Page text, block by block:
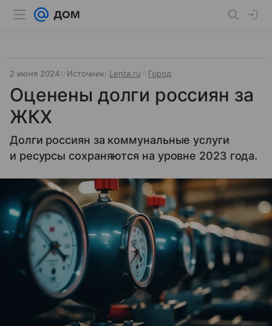
2 июня 2024 Источник: Lenta.ru Город
Оценены долги россиян за
ЖКХ
Долги россиян за коммунальные услуги
и ресурсы сохраняются на уровне 2023 года.